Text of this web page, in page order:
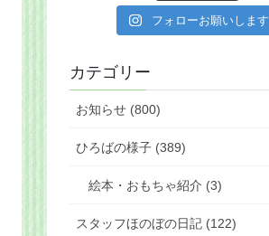
フォローお願いします
カテゴリー
お知らせ (800)
ひろばの様子 (389)
絵本・おもちゃ紹介 (3)
スタッフほのぼの日記 (122)